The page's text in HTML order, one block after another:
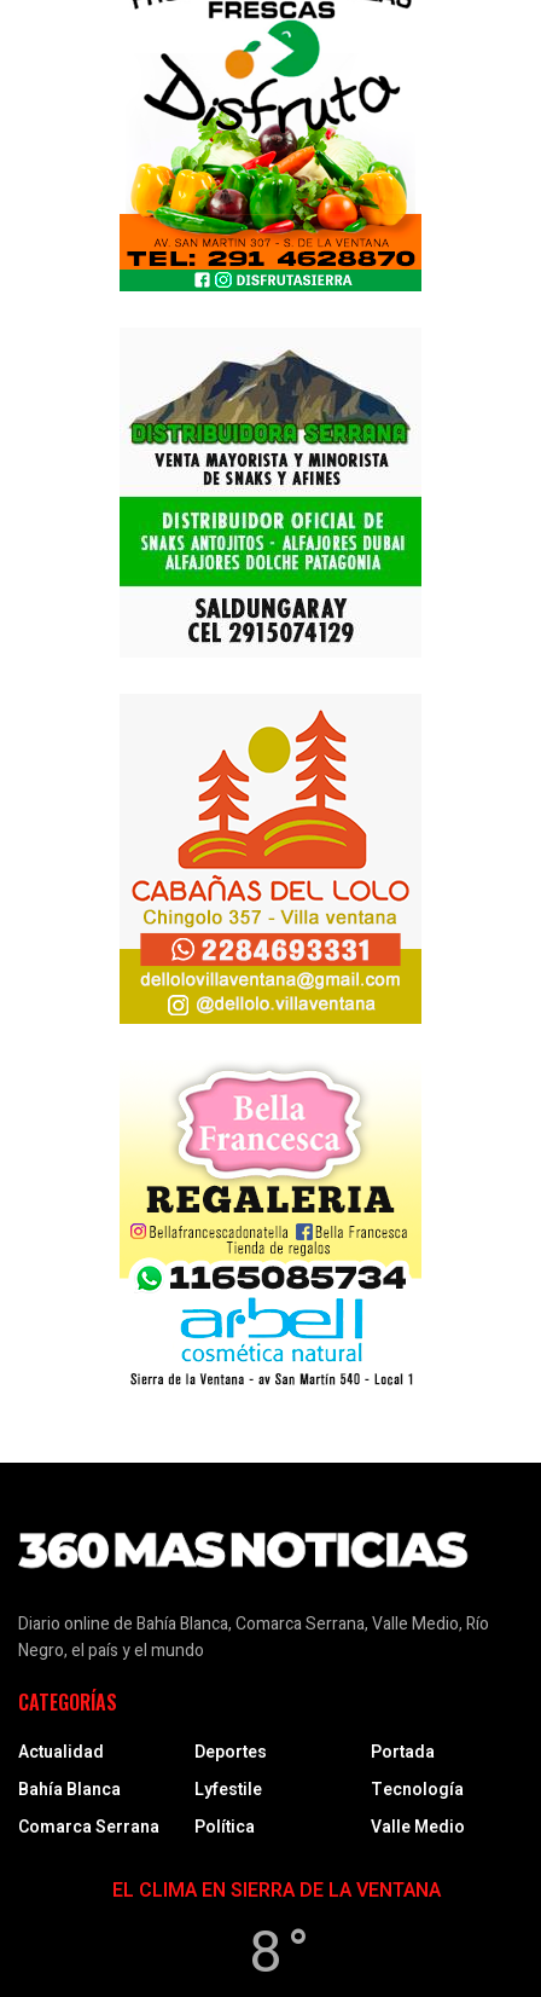
Diario online de Bahía Blanca, Comarca Serrana, Valle Medio, Río
Negro, el país y el mundo
CATEGORÍAS
Actualidad
Bahía Blanca
Comarca Serrana
Deportes
Lyfestile
Política
Portada
Tecnología
Valle Medio
EL CLIMA EN SIERRA DE LA VENTANA
8 °